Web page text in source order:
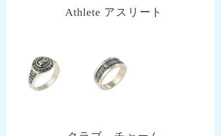
Athlete アスリート